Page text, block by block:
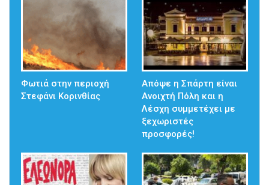
Φωτιά στην περιοχή
Στεφάνι Κορινθίας
Απόψε η Σπάρτη είναι
Ανοιχτή Πόλη και η
Λέσχη συμμετέχει με
ξεχωριστές
προσφορές!